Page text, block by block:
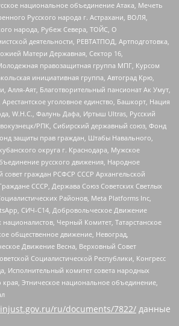
национальное объединение Атака, Мечеть
Русского народа г. Астрахани, ВОЛЯ,
народа, Рубеж Севера, ТОЙС, О
деятельности, РЕВТАТПОД, Артподготовка,
Матери Державная, Сектор 16,
правозащитная группа МПГ, Курсом
инициативная группа, Автоград Крю,
Алля-Аят, Благотворительный пансионат Ак Умут,
Арестантское уголовное единство, Башкорт, Нация
W.H.С., Фалунь Дафа, Иртыш Ultras, Русский
РПК, Сибирский державный союз, Фонд
защиты прав граждан, Штабы Навального,
округа г. Краснодара, Мужское
русского движения, Народное
совет граждан РСФСР СССР Архангельской
СССР, Держава Союз Советских Светлых
Районов, Meta Platforms Inc,
СИЧ-С14, Добровольческое Движение
Черный Комитет, Татарстанское
общественное движение, Невоград,
Движение Весна, Верховный Совет
Социалистической Республики, Конгресс
Исполнительный комитет совета народных
края, Этническое национальное объединение,
ru/documents/7822/ данные